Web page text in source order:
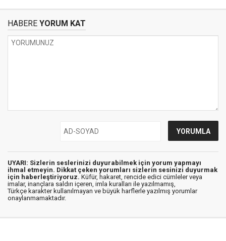
HABERE YORUM KAT
UYARI: Sizlerin seslerinizi duyurabilmek için yorum yapmayı
ihmal etmeyin. Dikkat çeken yorumları sizlerin sesinizi duyurmak
için haberleştiriyoruz. Küfür, hakaret, rencide edici cümleler veya
imalar, inançlara saldırı içeren, imla kuralları ile yazılmamış,
Türkçe karakter kullanılmayan ve büyük harflerle yazılmış yorumlar
onaylanmamaktadır.